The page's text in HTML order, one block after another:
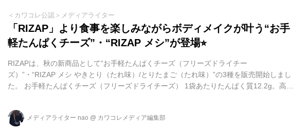
＜カワコレ公認＞メディアライター
「RIZAP」より食事を楽しみながらボディメイクが叶う“お手
軽たんぱくチーズ”・“RIZAP メシ”が登場⭐︎
RIZAPは、秋の新商品として“お手軽たんぱくチーズ（フリーズドライチー
ズ）”・“RIZAP メシ やきとり（たれ味）/とりたまご（たれ味）”の3種を販売開始しまし
た。 お手軽たんぱくチーズ（フリーズドライチーズ） 1袋あたりたんぱく質12.2g。高た
をサクッと食感に。 “お手軽たんぱくチーズ（フリーズドライチーズ）”は、高たんぱく
質・低糖質素材。ボディメイク中の食事で不足しがちなたんぱく質をサラダのトッピン
メディアライター nao @ カワコレメディア編集部